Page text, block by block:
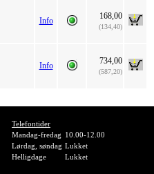
Info 168,00
(134,40)
Info 734,00
(587,20)
Telefontider
Mandag-fredag 10.00-12.00
Lørdag, søndag Lukket
Helligdage
Lukket